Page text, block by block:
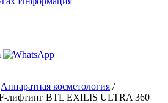
Аппаратная косметология /
лифтинг BTL EXILIS ULTRA 360